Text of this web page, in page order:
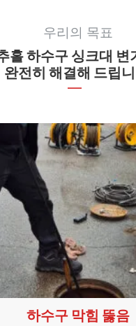
우리의 목표
홀 하수구 싱크대 변
완전히 해결해 드립
하수구 막힘 뚫음